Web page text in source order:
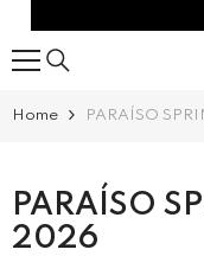
Home PARAÍSO
PARAÍSO
2026